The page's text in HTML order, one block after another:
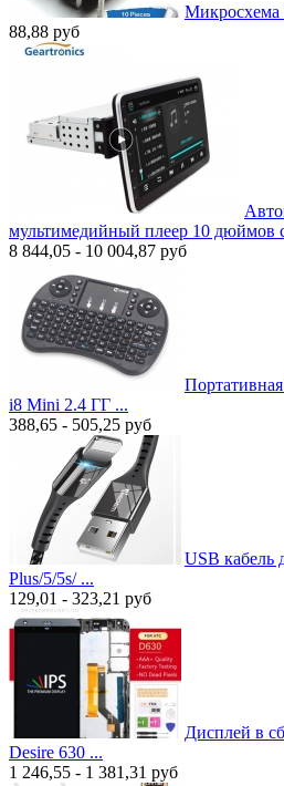
Микросхема
88,88 руб
мультимедийный плеер 10 дюймов
8 844,05 - 10 004,87 руб
i8 Mini 2.4 ГГ ...
388,65 - 505,25 руб
USB кабель
Plus/5/5s/ ...
129,01 - 323,21 руб
Дисплей в
Desire 630 ...
1 246,55 - 1 381,31 руб